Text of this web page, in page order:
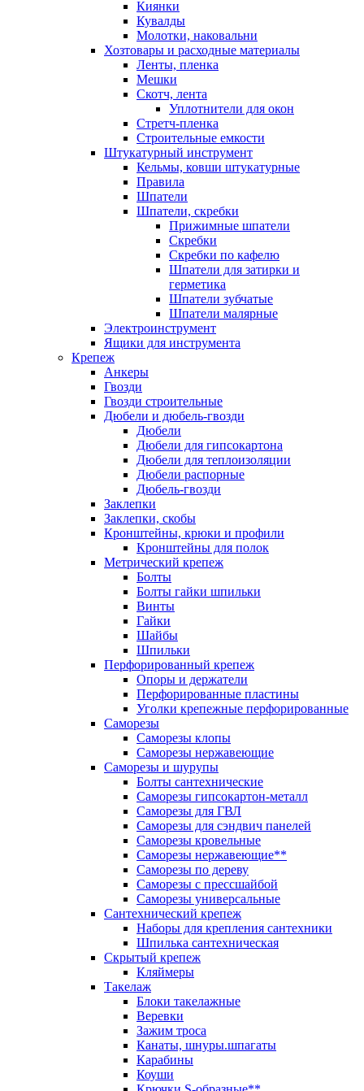
Киянки
Кувалды
Молотки, наковальни
Хозтовары и расходные материалы
Ленты, пленка
Мешки
Скотч, лента
Уплотнители для окон
Стретч-пленка
Строительные емкости
Штукатурный инструмент
Кельмы, ковши штукатурные
Правила
Шпатели
Шпатели, скребки
Прижимные шпатели
Скребки
Скребки по кафелю
Шпатели для затирки и
герметика
Шпатели зубчатые
Шпатели малярные
Электроинструмент
Ящики для инструмента
Крепеж
Анкеры
Гвозди
Гвозди строительные
Дюбели и дюбель-гвозди
Дюбели
Дюбели для гипсокартона
Дюбели для теплоизоляции
Дюбели распорные
Дюбель-гвозди
Заклепки
Заклепки, скобы
Кронштейны, крюки и профили
Кронштейны для полок
Метрический крепеж
Болты
Болты гайки шпильки
Винты
Гайки
Шайбы
Шпильки
Перфорированный крепеж
Опоры и держатели
Перфорированные пластины
Уголки крепежные перфорированные
Саморезы
Саморезы клопы
Саморезы нержавеющие
Саморезы и шурупы
Болты сантехнические
Саморезы гипсокартон-металл
Саморезы для ГВЛ
Саморезы для сэндвич панелей
Саморезы кровельные
Саморезы нержавеющие**
Саморезы по дереву
Саморезы с прессшайбой
Саморезы универсальные
Сантехнический крепеж
Наборы для крепления сантехники
Шпилька сантехническая
Скрытый крепеж
Кляймеры
Такелаж
Блоки такелажные
Веревки
Зажим троса
Канаты, шнуры.шпагаты
Карабины
Коуши